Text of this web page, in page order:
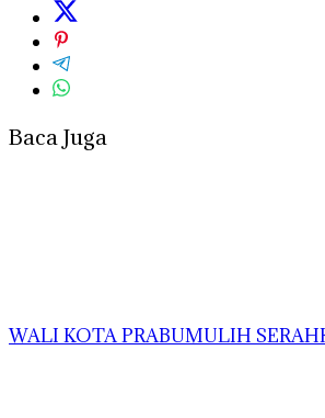
Baca Juga
WALI KOTA PRABUMULIH